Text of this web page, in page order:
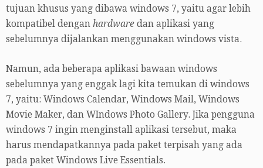
tujuan khusus yang dibawa windows 7, yaitu agar lebih
kompatibel dengan hardware dan aplikasi yang
sebelumnya dijalankan menggunakan windows vista.
Namun, ada beberapa aplikasi bawaan windows
sebelumnya yang enggak lagi kita temukan di windows
7, yaitu: Windows Calendar, Windows Mail, Windows
Movie Maker, dan WIndows Photo Gallery. Jika pengguna
windows 7 ingin menginstall aplikasi tersebut, maka
harus mendapatkannya pada paket terpisah yang ada
pada paket Windows Live Essentials.